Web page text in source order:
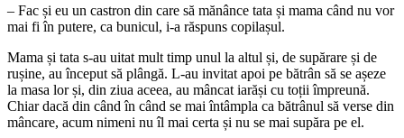
– Fac și eu un castron din care să mănânce tata și mama când nu vor
mai fi în putere, ca bunicul, i-a răspuns copilașul.
Mama și tata s-au uitat mult timp unul la altul și, de supărare și de
rușine, au început să plângă. L-au invitat apoi pe bătrân să se așeze
la masa lor și, din ziua aceea, au mâncat iarăși cu toții împreună.
Chiar dacă din când în când se mai întâmpla ca bătrânul să verse din
mâncare, acum nimeni nu îl mai certa și nu se mai supăra pe el.